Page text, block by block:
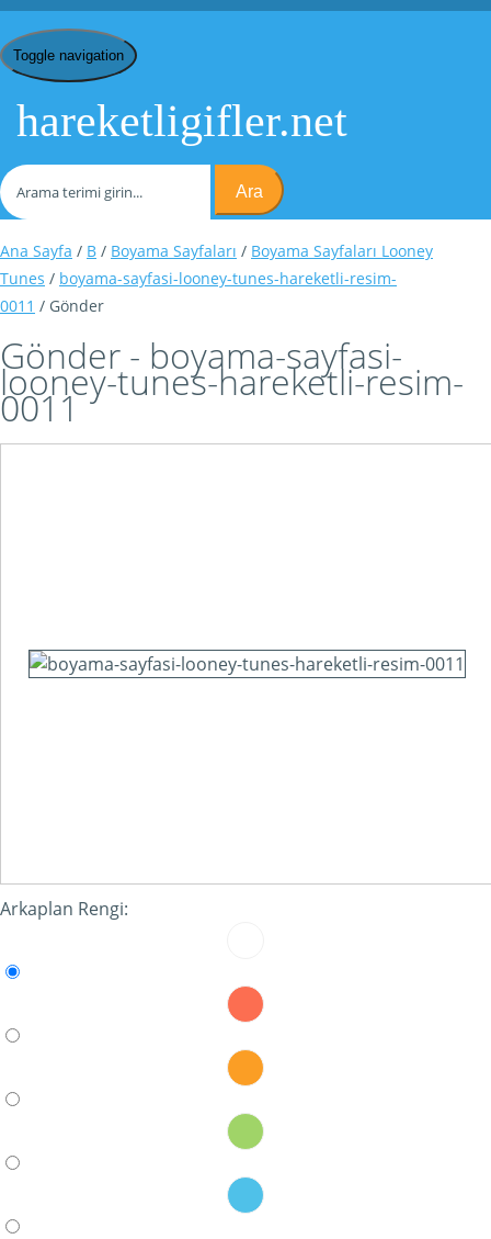
Toggle navigation
hareketligifler.net
Ara
Ana Sayfa / B / Boyama Sayfaları / Boyama Sayfaları Looney
Tunes / boyama-sayfasi-looney-tunes-hareketli-resim-
0011 / Gönder
Gönder - boyama-sayfasi-
looney-tunes-hareketli-resim-
0011
Arkaplan Rengi: